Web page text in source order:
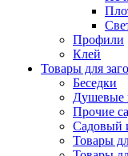
Профили
Клей
Товары для
Беседки
Душевые
Прочие
Садовый
Товары